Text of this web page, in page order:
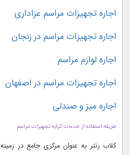
اجاره تجهیزات مراسم عزاداری
اجاره تجهیزات مراسم در زنجان
اجاره لوازم مراسم
اجاره تجهیزات مراسم در اصفهان
اجاره میز و صندلی
طریقه استفاده از خدمات کرایه تجهیزات مراسم
کلاب رنتر به عنوان مرکزی جامع در زمینه